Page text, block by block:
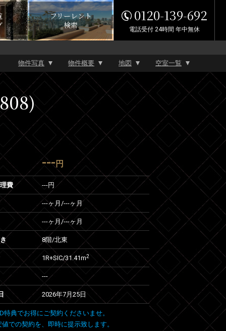
フリーレント
検索
0120-139-692
電話受付 24時間 年中無休
物件写真 物件概要 地図 空室一覧
--- 円
費 ---円
---ヶ月 /---ヶ月
---ヶ月 /---ヶ月
8階/北東
1R+SIC/31.41m2
---
2026年7月25日
特典でお得にご契約くださいませ。
での契約を、即時に提示致します。